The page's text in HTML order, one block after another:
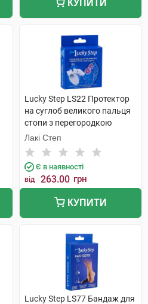
КУПИТИ
Lucky Step LS22 Протектор
на суглоб великого пальця
стопи з перегородкою
розмір 1 1 пара
Лакі Степ
Є в наявності
від 263.00 грн
КУПИТИ
Lucky Step LS77 Бандаж для